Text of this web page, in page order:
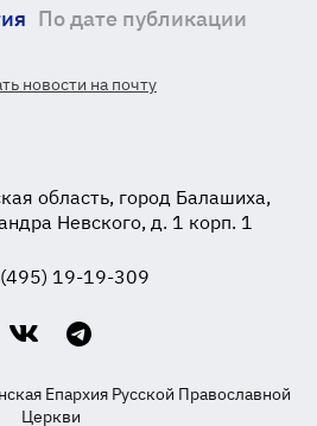
По дате публикации
новости на почту
область, город Балашиха,
Невского, д. 1 корп. 1
19-19-309
Епархия Русской Православной
Церкви